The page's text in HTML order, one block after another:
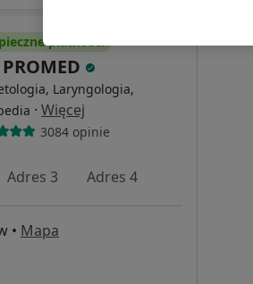
płatności
Laryngologia,
· Więcej
3084 opinie
Adres 3 Adres 4
• Mapa